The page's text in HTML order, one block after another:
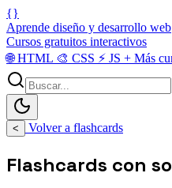
{}
Aprende diseño y desarrollo web
Cursos gratuitos interactivos
🌐HTML 🎨 CSS ⚡ JS + Más
< Volver a flashcards
Flashcards con